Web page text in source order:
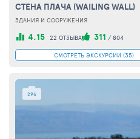
СТЕНА ПЛАЧА (WAILING WALL)
ЗДАНИЯ И СООРУЖЕНИЯ
4.15 22 ОТЗЫВА 311 / 804
СМОТРЕТЬ ЭКСКУРСИИ (35)
296